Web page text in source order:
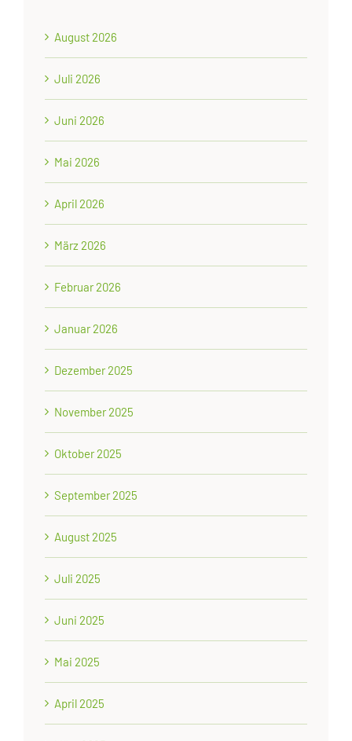
August 2026
Juli 2026
Juni 2026
Mai 2026
April 2026
März 2026
Februar 2026
Januar 2026
Dezember 2025
November 2025
Oktober 2025
September 2025
August 2025
Juli 2025
Juni 2025
Mai 2025
April 2025